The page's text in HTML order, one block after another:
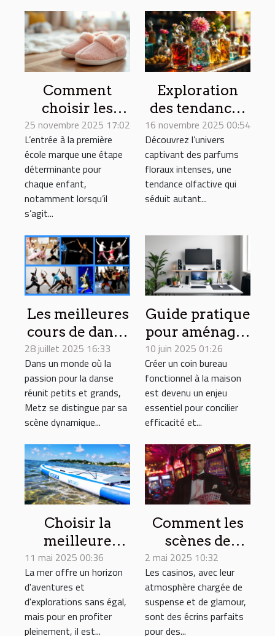
Comment
choisir les
chaussons
idéaux pour la
première école
?
25 novembre 2025 17:02
L’entrée à la première
école marque une étape
déterminante pour
chaque enfant,
notamment lorsqu’il
s’agit...
Exploration
des tendances
des parfums
floraux
intenses et
leur impact
culturel
16 novembre 2025 00:54
Découvrez l’univers
captivant des parfums
floraux intenses, une
tendance olfactive qui
séduit autant...
Les meilleures
cours de danse
à Metz pour
tous les âges
28 juillet 2025 16:33
Dans un monde où la
passion pour la danse
réunit petits et grands,
Metz se distingue par sa
scène dynamique...
Guide pratique
pour aménager
un coin bureau
fonctionnel à
la maison
10 juin 2025 01:26
Créer un coin bureau
fonctionnel à la maison
est devenu un enjeu
essentiel pour concilier
efficacité et...
Choisir la
meilleure
annexe
gonflable pour
vos aventures
en mer
11 mai 2025 00:36
La mer offre un horizon
d'aventures et
d'explorations sans égal,
mais pour en profiter
pleinement, il est...
Comment les
scènes de
casino
influencent-
elles les
intrigues de
films célèbres
2 mai 2025 10:32
Les casinos, avec leur
atmosphère chargée de
suspense et de glamour,
sont des écrins parfaits
pour des...